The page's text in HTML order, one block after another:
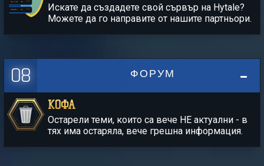
Искате да създадете свой сървър на Hytale?
Можете да го направите от нашите партньори.
08 ФОРУМ
КОФА
Остарели теми, които са вече НЕ актуални - в
тях има остаряла, вече грешна информация.